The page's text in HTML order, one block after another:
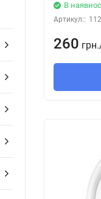
В
Артикул::
260 грн.